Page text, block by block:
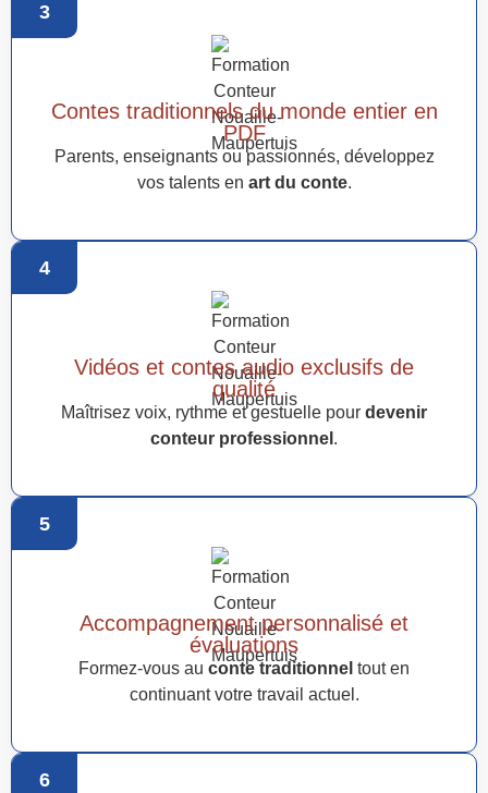
3
Contes traditionnels du monde entier en
PDF
Parents, enseignants ou passionnés, développez
vos talents en art du conte.
4
Vidéos et contes audio exclusifs de
qualité
Maîtrisez voix, rythme et gestuelle pour devenir
conteur professionnel .
5
Accompagnement personnalisé et
évaluations
Formez-vous au conte traditionnel tout en
continuant votre travail actuel.
6